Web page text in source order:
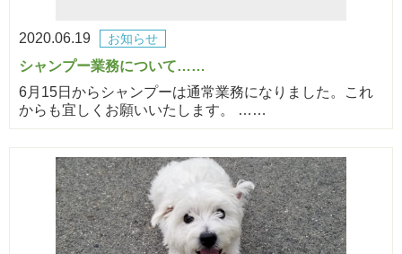
2020.06.19 お知らせ
シャンプー業務について……
6月15日からシャンプーは通常業務になりました。これ
からも宜しくお願いいたします。 ……